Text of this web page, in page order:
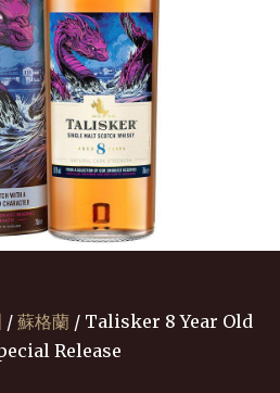
/ 蘇格蘭 / Talisker 8 Year Old
Release